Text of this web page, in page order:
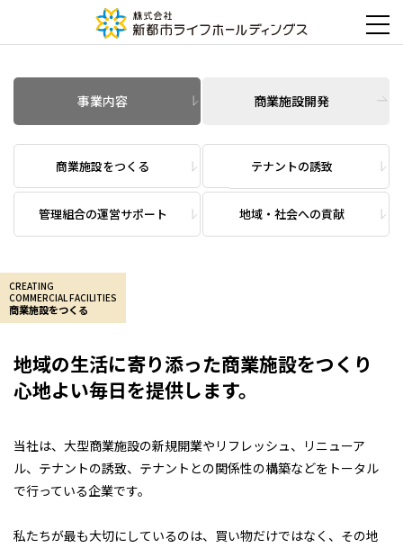
事業内容 商業施設開発
商業施設をつくる テナントの誘致
管理組合の運営サポート 地域・社会への貢献
CREATING
COMMERCIAL FACILITIES
商業施設をつくる
地域の生活に寄り添った商業施設をつくり
心地よい毎日を提供します。
当社は、大型商業施設の新規開業やリフレッシュ、リニューア
ル、テナントの誘致、テナントとの関係性の構築などをトータル
で行っている企業です。
私たちが最も大切にしているのは、買い物だけではなく、その地